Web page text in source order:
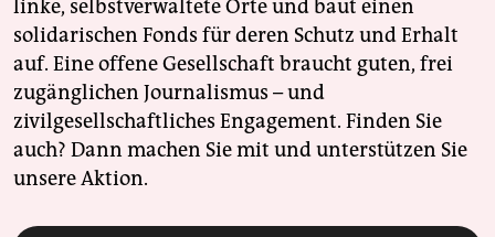
linke, selbstverwaltete Orte und baut einen
solidarischen Fonds für deren Schutz und Erhalt
auf. Eine offene Gesellschaft braucht guten, frei
zugänglichen Journalismus – und
zivilgesellschaftliches Engagement. Finden Sie
auch? Dann machen Sie mit und unterstützen Sie
unsere Aktion.